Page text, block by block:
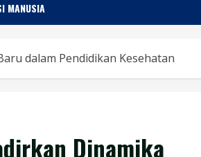
MANUSIA
dalam Pendidikan Kesehatan
Dinamika